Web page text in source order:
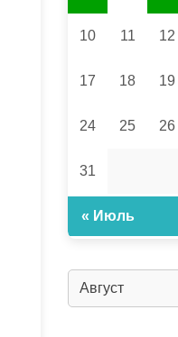
10 11 12
17 18 19
24 25 26
31
« Июль